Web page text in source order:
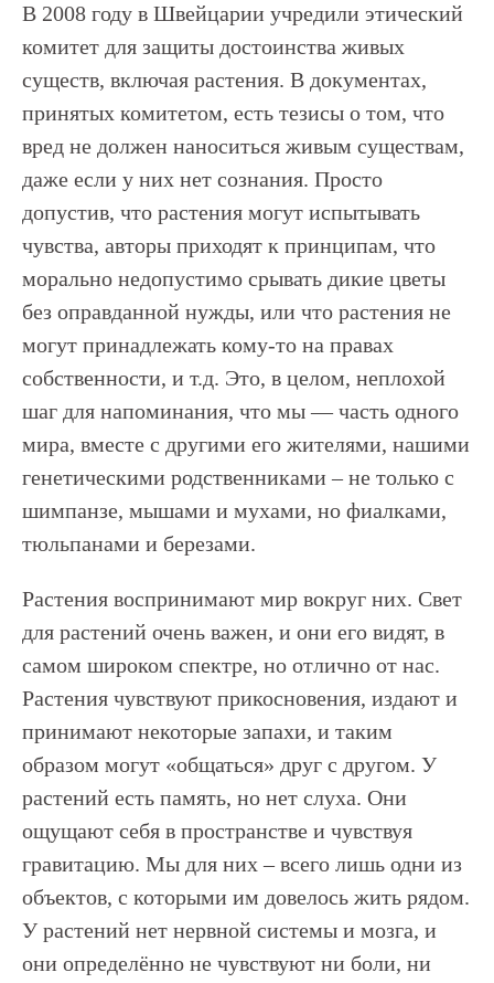
В 2008 году в Швейцарии учредили этический
комитет для защиты достоинства живых
существ, включая растения. В документах,
принятых комитетом, есть тезисы о том, что
вред не должен наноситься живым существам,
даже если у них нет сознания. Просто
допустив, что растения могут испытывать
чувства, авторы приходят к принципам, что
морально недопустимо срывать дикие цветы
без оправданной нужды, или что растения не
могут принадлежать кому-то на правах
собственности, и т.д. Это, в целом, неплохой
шаг для напоминания, что мы — часть одного
мира, вместе с другими его жителями, нашими
генетическими родственниками – не только с
шимпанзе, мышами и мухами, но фиалками,
тюльпанами и березами.
Растения воспринимают мир вокруг них. Свет
для растений очень важен, и они его видят, в
самом широком спектре, но отлично от нас.
Растения чувствуют прикосновения, издают и
принимают некоторые запахи, и таким
образом могут «общаться» друг с другом. У
растений есть память, но нет слуха. Они
ощущают себя в пространстве и чувствуя
гравитацию. Мы для них – всего лишь одни из
объектов, с которыми им довелось жить рядом.
У растений нет нервной системы и мозга, и
они определённо не чувствуют ни боли, ни